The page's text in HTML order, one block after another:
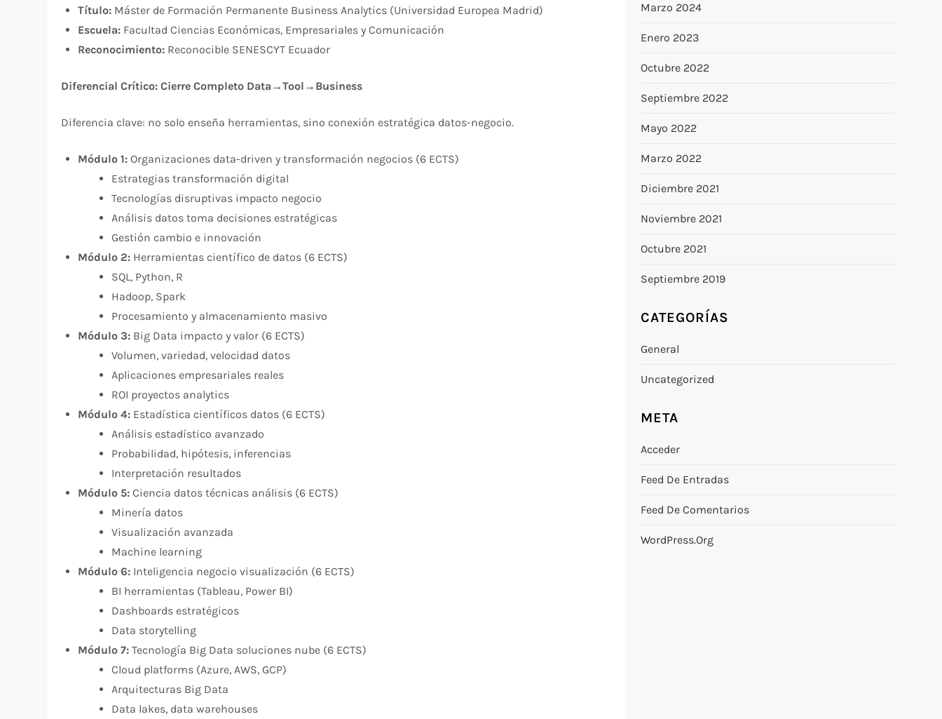
Título: Máster de Formación Permanente Business Analytics (Universidad Europea Madrid)
Escuela: Facultad Ciencias Económicas, Empresariales y Comunicación
Reconocimiento: Reconocible SENESCYT Ecuador
Diferencial Crítico: Cierre Completo Data→Tool→Business
Diferencia clave: no solo enseña herramientas, sino conexión estratégica datos-negocio.
Módulo 1: Organizaciones data-driven y transformación negocios (6 ECTS)
Estrategias transformación digital
Tecnologías disruptivas impacto negocio
Análisis datos toma decisiones estratégicas
Gestión cambio e innovación
Módulo 2: Herramientas científico de datos (6 ECTS)
SQL, Python, R
Hadoop, Spark
Procesamiento y almacenamiento masivo
Módulo 3: Big Data impacto y valor (6 ECTS)
Volumen, variedad, velocidad datos
Aplicaciones empresariales reales
ROI proyectos analytics
Módulo 4: Estadística científicos datos (6 ECTS)
Análisis estadístico avanzado
Probabilidad, hipótesis, inferencias
Interpretación resultados
Módulo 5: Ciencia datos técnicas análisis (6 ECTS)
Minería datos
Visualización avanzada
Machine learning
Módulo 6: Inteligencia negocio visualización (6 ECTS)
BI herramientas (Tableau, Power BI)
Dashboards estratégicos
Data storytelling
Módulo 7: Tecnología Big Data soluciones nube (6 ECTS)
Cloud platforms (Azure, AWS, GCP)
Arquitecturas Big Data
Data lakes, data warehouses
Marzo 2024
Enero 2023
Octubre 2022
Septiembre 2022
Mayo 2022
Marzo 2022
Diciembre 2021
Noviembre 2021
Octubre 2021
Septiembre 2019
CATEGORÍAS
General
Uncategorized
META
Acceder
Feed De Entradas
Feed De Comentarios
WordPress.org